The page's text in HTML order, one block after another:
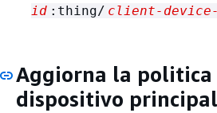
id :thing/ client-device-
Aggiorna la politica
dispositivo